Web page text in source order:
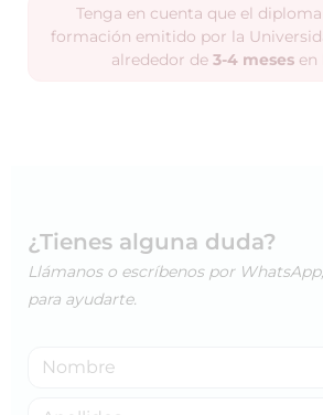
Tenga en cuenta que el
formación emitido por la
alrededor de 3-4 meses en
¿Tienes alguna duda?
Llámanos o escríbenos por
para ayudarte.